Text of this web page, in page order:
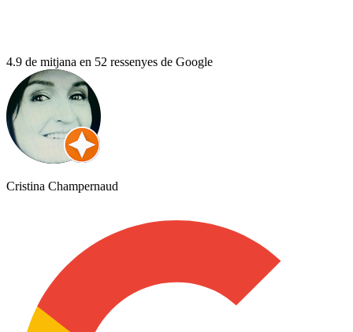
4.9 de mitjana en 52 ressenyes de Google
Cristina Champernaud